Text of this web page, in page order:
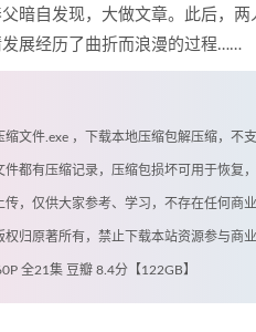
暗自发现，大做文章。此后，
展经历了曲折而浪漫的过程……
文件.exe ，下载本地压缩包解压缩，不
都有压缩记录，压缩包损坏可用于恢复
，仅供大家参考、学习，不存在任何商业
归原著所有，禁止下载本站资源参与商业
全21集 豆瓣 8.4分【122GB】